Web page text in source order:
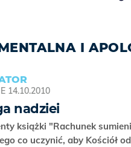
I
14.10.2010
nadziei
książki "Rachunek
co uczynić, aby Kościół